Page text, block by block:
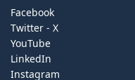
Facebook
Twitter - X
YouTube
LinkedIn
Instagram